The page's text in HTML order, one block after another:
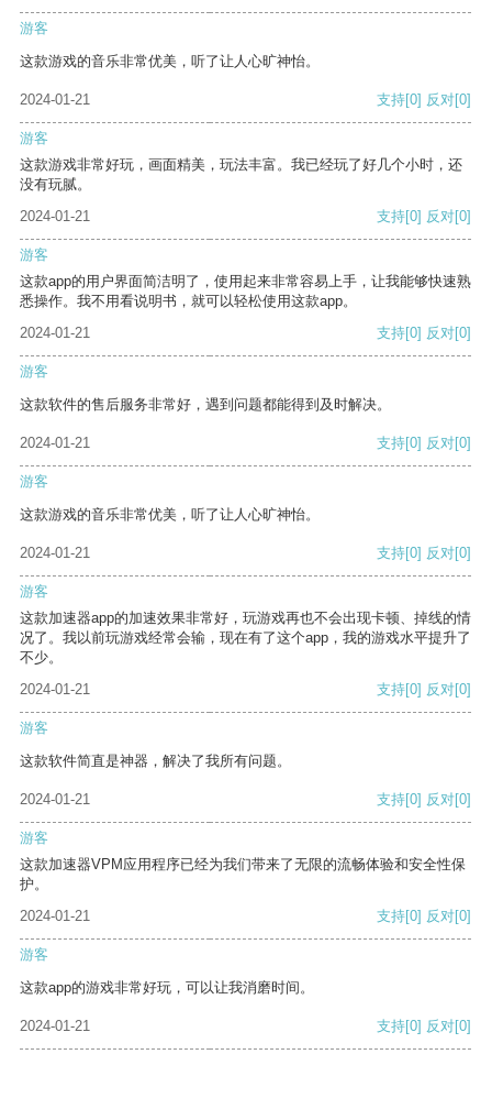
游客
这款游戏的音乐非常优美，听了让人心旷神怡。
2024-01-21 支持[0] 反对[0]
游客
这款游戏非常好玩，画面精美，玩法丰富。我已经玩了好几个小时，还
没有玩腻。
2024-01-21
支持[0] 反对[0]
游客
这款app的用户界面简洁明了，使用起来非常容易上手，让我能够快速熟
悉操作。我不用看说明书，就可以轻松使用这款app。
2024-01-21
支持[0] 反对[0]
游客
这款软件的售后服务非常好，遇到问题都能得到及时解决。
2024-01-21 支持[0] 反对[0]
游客
这款游戏的音乐非常优美，听了让人心旷神怡。
2024-01-21 支持[0] 反对[0]
游客
这款加速器app的加速效果非常好，玩游戏再也不会出现卡顿、掉线的情
况了。我以前玩游戏经常会输，现在有了这个app，我的游戏水平提升了
不少。
2024-01-21
支持[0] 反对[0]
游客
这款软件简直是神器，解决了我所有问题。
2024-01-21 支持[0] 反对[0]
游客
这款加速器VPM应用程序已经为我们带来了无限的流畅体验和安全性保
护。
2024-01-21
支持[0] 反对[0]
游客
这款app的游戏非常好玩，可以让我消磨时间。
2024-01-21 支持[0] 反对[0]